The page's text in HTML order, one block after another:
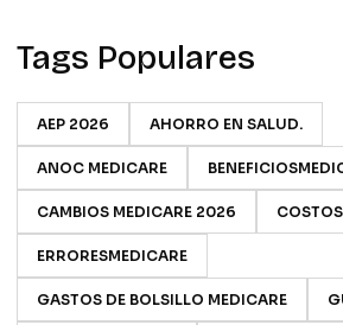
Tags Populares
AEP 2026 AHORRO EN SALUD.
ANOC MEDICARE
CAMBIOS MEDICARE 2026
ERRORESMEDICARE
GASTOS DE BOLSILLO MEDICARE